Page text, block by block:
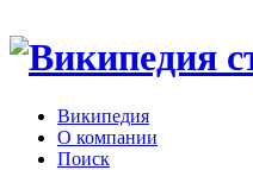
Википедия
О компании
Поиск